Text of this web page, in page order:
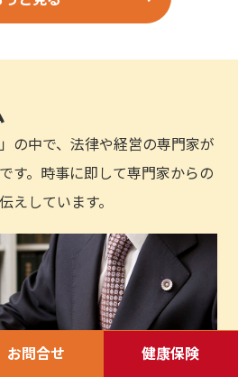
お問合せ 健康保険
の中で、法律や経営の専門家が
す。時事に即して専門家からの
えしています。